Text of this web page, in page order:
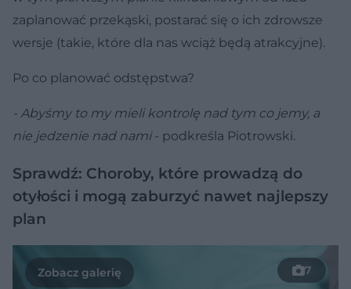
zaplanować przekąski, postarać się o ich zdrowsze
wersje (takie, które dla nas wciąż będą atrakcyjne).
Po co planować odstępstwa?
- Abyśmy to my mieli kontrolę nad tym co jemy, a
nie jedzenie nad nami- podkreśla Piotrowski.
Sprawdź: Choroby, które prowadzą do
otyłości i mogą zaburzyć nawet najlepszy
plan
7